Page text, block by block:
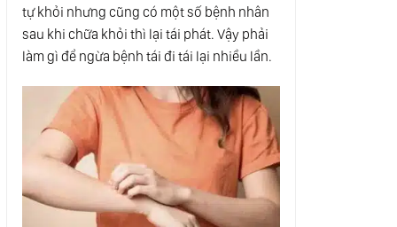
tự khỏi nhưng cũng có một số bệnh nhân
sau khi chữa khỏi thì lại tái phát. Vậy phải
làm gì để ngừa bệnh tái đi tái lại nhiều lần.